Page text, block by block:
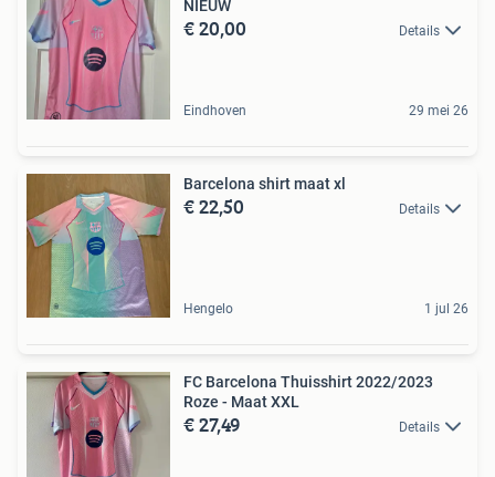
NIEUW
€ 20,00 Details
Eindhoven 29 mei 26
Barcelona shirt maat xl
€ 22,50 Details
Hengelo 1 jul 26
FC Barcelona Thuisshirt 2022/2023
Roze - Maat XXL
€ 27,49 Details